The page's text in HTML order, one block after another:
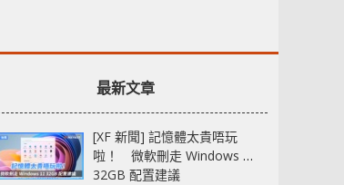
最新文章
[XF 新聞] 記憶體太貴唔玩
啦！ 微軟刪走 Windows 11
32GB 配置建議